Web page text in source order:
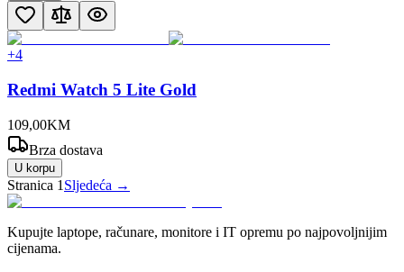
+4
Redmi Watch 5 Lite Gold
109,00KM
Brza dostava
U korpu
Stranica 1 Sljedeća →
Kupujte laptope, računare, monitore i IT opremu po najpovoljnijim
cijenama.